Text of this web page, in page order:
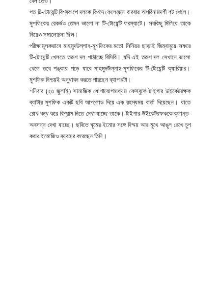
গত টি-টোয়েন্টি বিশ্বকাপে দলকে বিপদে ফেলেছেন বারবার অপরিনামদর্শী শট খেলে।
মুশফিকের রেকর্ডও তেমন ভালো না টি-টোয়েন্টি ফরম্যাটে। সবকিছু মিলিয়ে তাকে
নিয়েও সমালোচনা ছিল।
পরীক্ষামূলকভাবে মাহমুদউল্লাহ-মুশফিকের মতো সিনিয়র ছাড়াই জিম্বাবুয়ে সফরে
টি-টোয়েন্টি খেলতে তরুণ দল পাঠাচ্ছে বিসিবি। যদি এই তরুণ দল সেখানে ভালো
খেলে তবে শঙ্কায় পড়ে যাবে মাহমুদউল্লাহ-মুশফিকের টি-টোয়েন্টি ক্যারিয়ার।
মুশফিক নিশ্চয়ই অনুধাবন করতে পারছেন ব্যাপারটা।
শনিবার (২৩ জুলাই) সামাজিক যোগাযোগমাধ্যম ফেসবুকে টাইগার উইকেটরক্ষক
ব্যাটার মুশফিক একটি ছবি আপলোড দিয়ে এক রহস্যময় বার্তা দিয়েছেন। যাতে
চোখ বন্ধ করে বিশ্রাম নিতে দেখা যাচ্ছে তাকে। টাইগার উইকেটরক্ষককে ক্লান্ত-
অবসন্ন দেখা যাচ্ছে। ছবিতে ঘুমের ইমোর সঙ্গে বিস্ময় আর মুখে আঙুল রেখে চুপ
করার ইমোজিও ব্যবহার করেছেন তিনি।